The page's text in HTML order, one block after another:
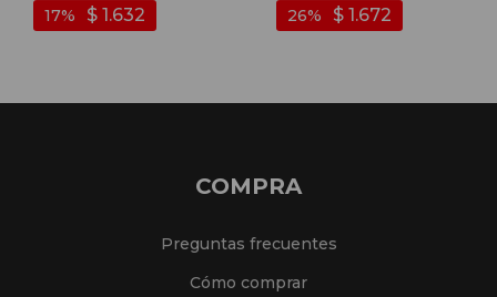
$ 1.632
17
$ 1.672
26
COMPRA
Preguntas frecuentes
Cómo comprar